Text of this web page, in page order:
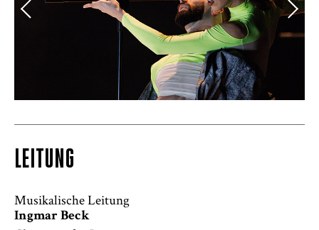
LEITUNG
Musikalische Leitung
Ingmar Beck